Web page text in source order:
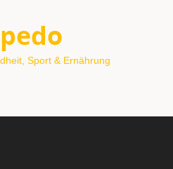
Sport & Ernährung